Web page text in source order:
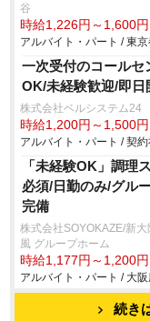
谷
時給1,226円～1,600円
アルバイト・パート / 東
一次受付のコールセ
OK/未経験歓迎/即日
株式会社ベルシステム24
時給1,200円～1,500円
アルバイト・パート / 契
「未経験OK」調理
必須/日勤のみ/グル
完備
株式会社SOYOKAZE/新
風 グループホーム
時給1,177円～1,200円
アルバイト・パート / 大
続き